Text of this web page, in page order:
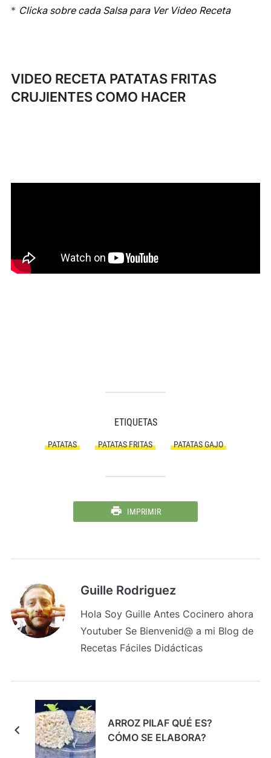
* Clicka sobre cada Salsa para Ver Video Receta
VIDEO RECETA PATATAS FRITAS
CRUJIENTES COMO HACER
ETIQUETAS
PATATAS PATATAS FRITAS PATATAS GAJO
IMPRIMIR
Guille Rodriguez
Hola Soy Guille Antes Cocinero ahora
Youtuber Se Bienvenid@ a mi Blog de
Recetas Fáciles Didácticas
ARROZ PILAF QUÉ ES?
CÓMO SE ELABORA?